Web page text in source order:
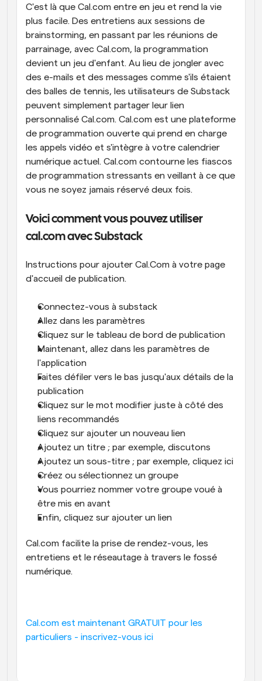
C'est là que Cal.com entre en jeu et rend la vie
plus facile. Des entretiens aux sessions de
brainstorming, en passant par les réunions de
parrainage, avec Cal.com, la programmation
devient un jeu d'enfant. Au lieu de jongler avec
des e-mails et des messages comme s'ils étaient
des balles de tennis, les utilisateurs de Substack
peuvent simplement partager leur lien
personnalisé Cal.com. Cal.com est une plateforme
de programmation ouverte qui prend en charge
les appels vidéo et s'intègre à votre calendrier
numérique actuel. Cal.com contourne les fiascos
de programmation stressants en veillant à ce que
vous ne soyez jamais réservé deux fois.
Voici comment vous pouvez utiliser
cal.com avec Substack
Instructions pour ajouter Cal.Com à votre page
d'accueil de publication.
Connectez-vous à substack
Allez dans les paramètres
Cliquez sur le tableau de bord de publication
Maintenant, allez dans les paramètres de
l'application
Faites défiler vers le bas jusqu'aux détails de la
publication
Cliquez sur le mot modifier juste à côté des
liens recommandés
Cliquez sur ajouter un nouveau lien
Ajoutez un titre ; par exemple, discutons
Ajoutez un sous-titre ; par exemple, cliquez ici
Créez ou sélectionnez un groupe
Vous pourriez nommer votre groupe voué à
être mis en avant
Enfin, cliquez sur ajouter un lien
Cal.com facilite la prise de rendez-vous, les
entretiens et le réseautage à travers le fossé
numérique.
Cal.com est maintenant GRATUIT pour les
particuliers - inscrivez-vous ici